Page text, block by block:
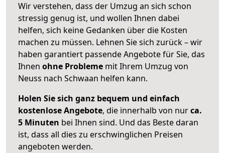
Wir verstehen, dass der Umzug an sich schon
stressig genug ist, und wollen Ihnen dabei
helfen, sich keine Gedanken über die Kosten
machen zu müssen. Lehnen Sie sich zurück – wir
haben garantiert passende Angebote für Sie, das
Ihnen ohne Probleme mit Ihrem Umzug von
Neuss nach Schwaan helfen kann.
Holen Sie sich ganz bequem und einfach
kostenlose Angebote, die innerhalb von nurca.
5 Minuten bei Ihnen sind. Und das Beste daran
ist, dass all dies zu erschwinglichen Preisen
angeboten werden.